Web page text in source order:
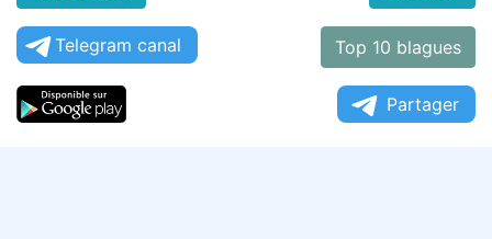
Telegram canal Top 10 blagues
Partager